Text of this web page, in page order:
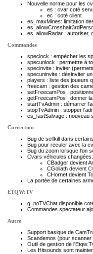
Nouvelle norme pour les
es : cvar coté
ec : coté client
es_maxMines: limitation
es_allowRadar : autoriser,
Commandes
speclock : empécher les
specunlock : permettre à
specinvite : inviter
specuninvite : désinviter
players : liste des joueurs
freecam : gestion des
setFreecamPos :
getFreecamPos : donner
startTvAdmin : démarrer
stopTvAdmin : stopper
es_fastSalvage : nouveau
Correction
Bug de selfkill dans
Bug pour reculer avec la
Bug du zoom lorsque l'on
Cvars véhicules changées:
CBadger devient
CGoliath devient
CHornet devient
La portée de certaines
ETQW:TV
g_noTVChat disponible
Commandes spectateur
Autre
Support basique de
Scandemos (pour scanner
Outil de gestion de
Les Hitsounds sont